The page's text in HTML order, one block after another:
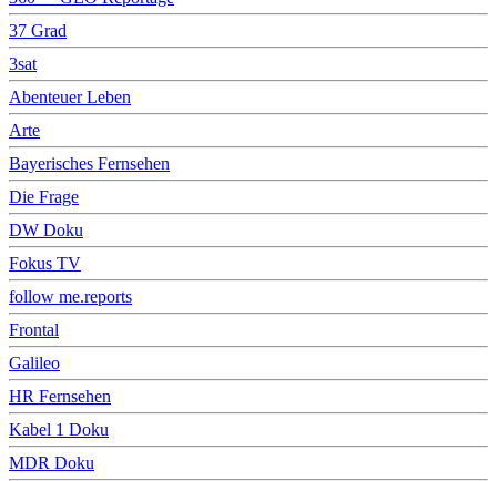
37 Grad
3sat
Abenteuer Leben
Arte
Bayerisches Fernsehen
Die Frage
DW Doku
Fokus TV
follow me.reports
Frontal
Galileo
HR Fernsehen
Kabel 1 Doku
MDR Doku